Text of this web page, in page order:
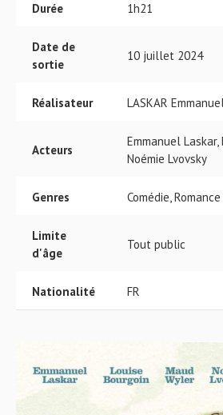
Durée 1h21
Date de
sortie
10 juillet 2024
Réalisateur LASKAR
Acteurs
Emmanuel Laskar,
Noémie Lvovsky
Genres Comédie, Romance
Limite
d'âge
Tout public
Nationalité FR